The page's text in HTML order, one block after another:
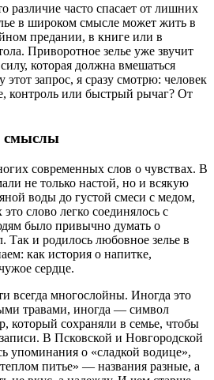
различие часто спасает от лишних
в широком смысле может жить в
предании, в книге или в
Приворотное зелье уже звучит
которая должна вмешаться
запрос, я сразу смотрю: человек
контроль или быстрый рычаг? От
смыслы
современных слов о чувствах. В
не только настой, но и всякую
воды до густой смеси с медом,
слово легко соединялось с
было привычно думать о
Так и родилось любовное зелье в
как история о напитке,
сердце.
всегда многослойны. Иногда это
травами, иногда — символ
сохраняли в семье, чтобы
В Псковской и Новгородской
упоминания о «сладкой водице»,
питье» — названия разные, а